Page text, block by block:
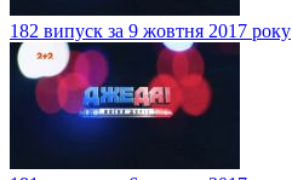
182 випуск за 9 жовтня 2017 року